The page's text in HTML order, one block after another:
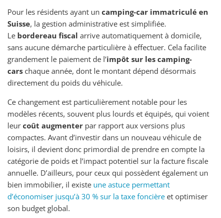
Pour les résidents ayant un camping-car immatriculé en
Suisse, la gestion administrative est simplifiée.
Le bordereau fiscal arrive automatiquement à domicile,
sans aucune démarche particulière à effectuer. Cela facilite
grandement le paiement de l’impôt sur les camping-
cars chaque année, dont le montant dépend désormais
directement du poids du véhicule.
Ce changement est particulièrement notable pour les
modèles récents, souvent plus lourds et équipés, qui voient
leur coût augmenter par rapport aux versions plus
compactes. Avant d’investir dans un nouveau véhicule de
loisirs, il devient donc primordial de prendre en compte la
catégorie de poids et l’impact potentiel sur la facture fiscale
annuelle. D’ailleurs, pour ceux qui possèdent également un
bien immobilier, il existe une astuce permettant
d’économiser jusqu’à 30 % sur la taxe foncière et optimiser
son budget global.